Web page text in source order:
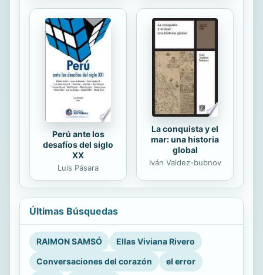
Perú ante los
desafíos del siglo
XX
Luis Pásara
La conquista y el
mar: una historia
global
Iván Valdez-bubnov
Últimas Búsquedas
RAIMON SAMSÓ
Ellas Viviana Rivero
Conversaciones del corazón
el error